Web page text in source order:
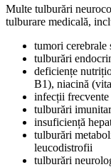
Multe tulburări
tulburare medicală,
tumori cerebrale
tulburări
deficiențe
B1), niacină
infecții frecvente
tulburări
insuficiență
tulburări
leucodistrofii
tulburări